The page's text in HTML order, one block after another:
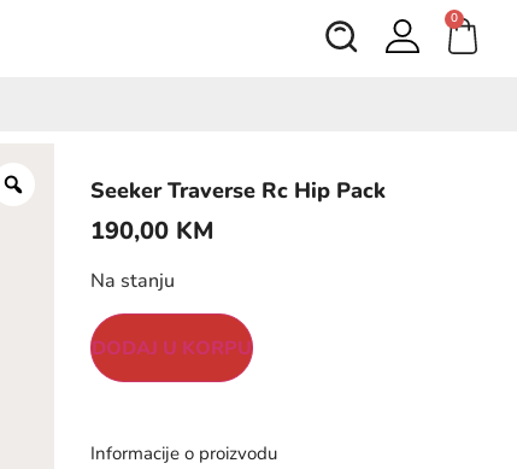
0
Seeker Traverse Rc Hip Pack
190,00 KM
Na stanju
DODAJ U KORPU
Informacije o proizvodu